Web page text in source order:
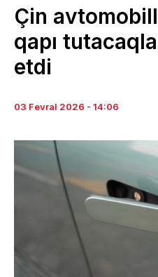
Çin
qapı
etdi
03 Fevral 2026 - 14:06